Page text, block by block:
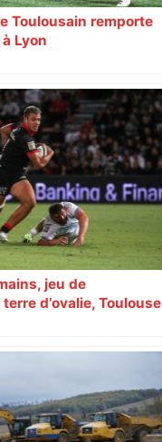
Toulousain remporte
Lyon
jeu de
d’ovalie, Toulouse
et spectaculaire.
(4 / 10)